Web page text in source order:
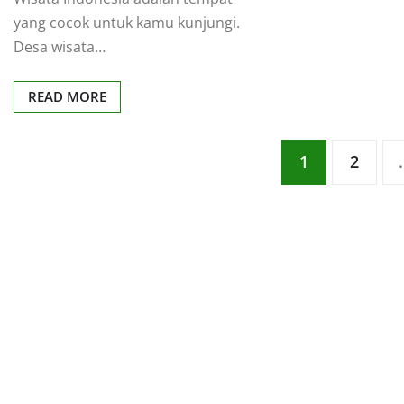
yang cocok untuk kamu kunjungi.
Desa wisata…
READ MORE
1 2